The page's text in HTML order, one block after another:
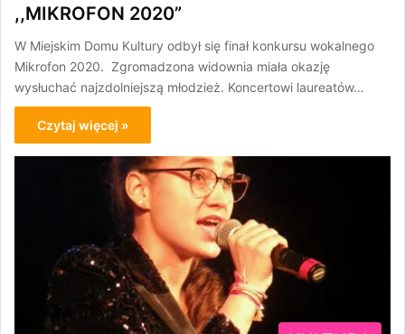
,,MIKROFON 2020”
W Miejskim Domu Kultury odbył się finał konkursu wokalnego
Mikrofon 2020. Zgromadzona widownia miała okazję
wysłuchać najzdolniejszą młodzież. Koncertowi laureatów…
Czytaj więcej »